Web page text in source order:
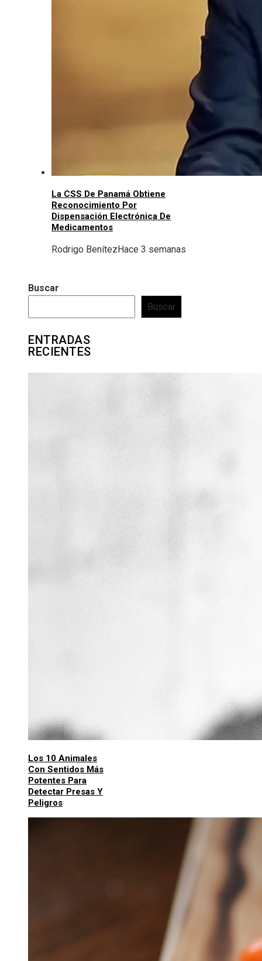
La CSS De Panamá Obtiene
Reconocimiento Por
Dispensación Electrónica De
Medicamentos
Rodrigo BenítezHace 3 semanas
Buscar
Buscar
ENTRADAS
RECIENTES
Los 10 Animales
Con Sentidos Más
Potentes Para
Detectar Presas Y
Peligros